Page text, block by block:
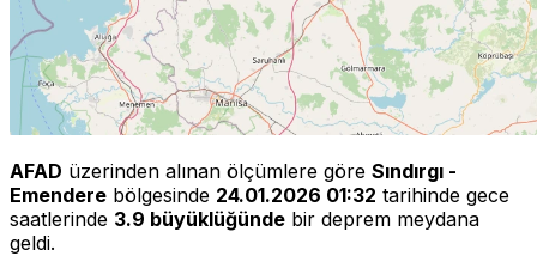
AFAD üzerinden alınan ölçümlere göre Sındırgı -
Emendere bölgesinde 24.01.2026 01:32 tarihinde gece
saatlerinde 3.9 büyüklüğünde bir deprem meydana
geldi.